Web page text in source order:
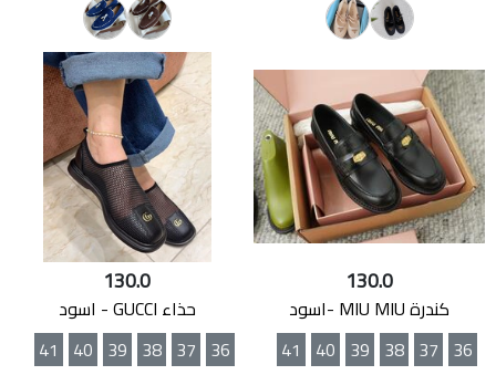
130.0
كندرة MIU MIU -اسود
36
37
38
39
40
41
130.0
حذاء GUCCI - اسود
36
37
38
39
40
41